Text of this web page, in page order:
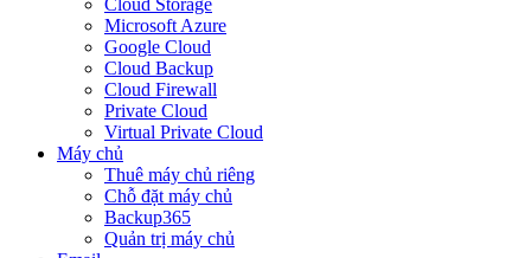
Cloud Storage
Microsoft Azure
Google Cloud
Cloud Backup
Cloud Firewall
Private Cloud
Virtual Private Cloud
Máy chủ
Thuê máy chủ riêng
Chỗ đặt máy chủ
Backup365
Quản trị máy chủ